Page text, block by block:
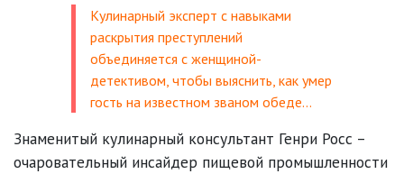
Кулинарный эксперт с навыками
раскрытия преступлений
объединяется с женщиной-
детективом, чтобы выяснить, как умер
гость на известном званом обеде…
Знаменитый кулинарный консультант Генри Росс –
очаровательный инсайдер пищевой промышленности